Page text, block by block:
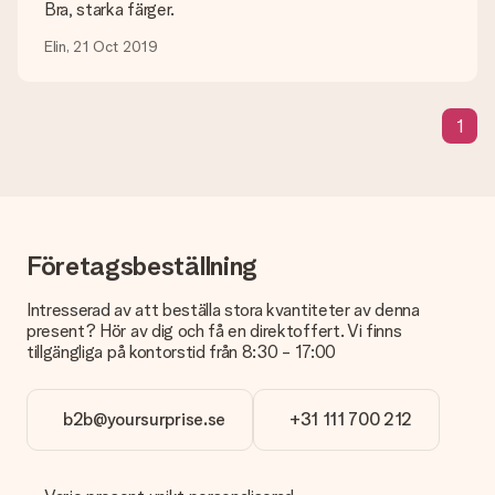
gärna att göra den perfekta presenten!
Vad händer om färgen eller produkten jag vill ha inte är
färg som inte går att hitta på webbplatsen? Vänligen kontakta
meddelande på detta kort, så att mottagaren vet exakt vem
hen ska tacka för den fina överraskningen.
Är min present inslagen?
Tyvärr erbjuder vi inte presentinslagningar än. Men vi slår alltid
in dina presenter i en festlig förpackning. Det innebär att din
fraktkostnader
Bra, starka färger.
Elin, 21 Oct 2019
1
Företagsbeställning
Intresserad av att beställa stora kvantiteter av denna
present? Hör av dig och få en direktoffert. Vi finns
tillgängliga på kontorstid från 8:30 - 17:00
b2b@yoursurprise.se +31 111 700 212